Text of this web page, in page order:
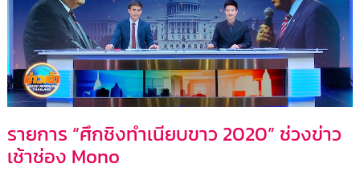
รายการ “ศึกชิงทำเนียบขาว 2020” ช่วงข่าว
เช้าช่อง Mono